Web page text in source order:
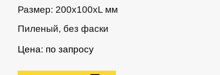
Размер: 200х100xL мм
Пиленый, без фаски
Цена: по запросу